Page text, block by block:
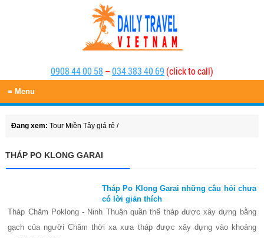
0908 44 00 58 –034 383 40 69 (click to call)
≡ Menu
Đang xem: Tour Miền Tây giá rẻ /
THÁP PO KLONG GARAI
Tháp Po Klong Garai những câu hỏi chưa
có lời giản thích
Tháp Chăm Poklong - Ninh Thuận quần thể tháp được xây dựng bằng
gạch của người Chăm thời xa xưa tháp được xây dựng vào khoảng